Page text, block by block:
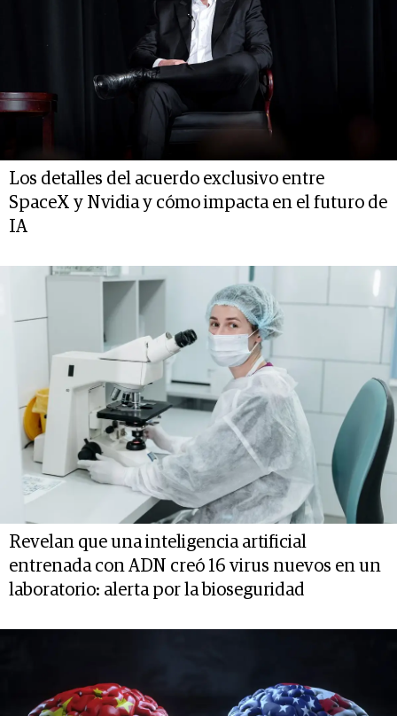
Los detalles del acuerdo exclusivo entre
SpaceX y Nvidia y cómo impacta en el futuro de
IA
Revelan que una inteligencia artificial
entrenada con ADN creó 16 virus nuevos en un
laboratorio: alerta por la bioseguridad